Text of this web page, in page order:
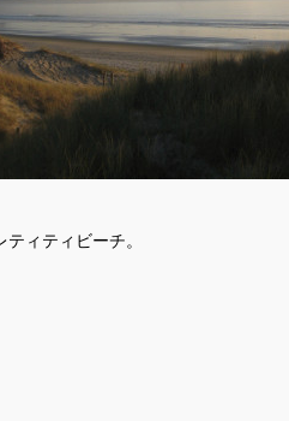
ィティビーチ。